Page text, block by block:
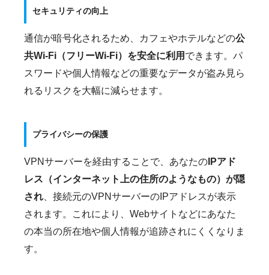
セキュリティの向上
通信が暗号化されるため、カフェやホテルなどの公
共Wi-Fi（フリーWi-Fi）を安全に利用 できます。パ
スワードや個人情報などの重要なデータが盗み見ら
れるリスクを大幅に減らせます。
プライバシーの保護
VPNサーバーを経由することで、あなたの IPアド
レス（インターネット上の住所のようなもの）が隠
され 、接続元のVPNサーバーのIPアドレスが表示
されます。これにより、Webサイトなどにあなた
の本当の所在地や個人情報が追跡されにくくなりま
す。